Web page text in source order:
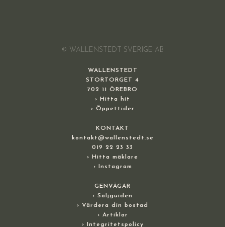
© WALLENSTEDT SVERIGE AB
WALLENSTEDT
STORTORGET 4
702 11 ÖREBRO
› Hitta hit
› Öppettider
KONTAKT
kontakt@wallenstedt.se
019 22 23 33
› Hitta mäklare
› Instagram
GENVÄGAR
› Säljguiden
› Värdera din bostad
› Artiklar
› Integritetspolicy